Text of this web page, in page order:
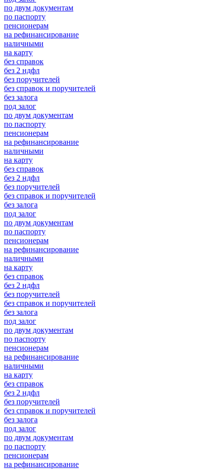
по двум документам
по паспорту
пенсионерам
на рефинансирование
наличными
на карту
без справок
без 2 ндфл
без поручителей
без справок и поручителей
без залога
под залог
по двум документам
по паспорту
пенсионерам
на рефинансирование
наличными
на карту
без справок
без 2 ндфл
без поручителей
без справок и поручителей
без залога
под залог
по двум документам
по паспорту
пенсионерам
на рефинансирование
наличными
на карту
без справок
без 2 ндфл
без поручителей
без справок и поручителей
без залога
под залог
по двум документам
по паспорту
пенсионерам
на рефинансирование
наличными
на карту
без справок
без 2 ндфл
без поручителей
без справок и поручителей
без залога
под залог
по двум документам
по паспорту
пенсионерам
на рефинансирование